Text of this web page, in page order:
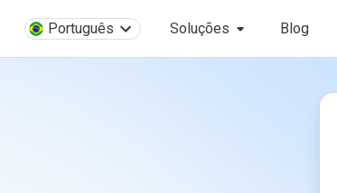
Português Soluções Blog